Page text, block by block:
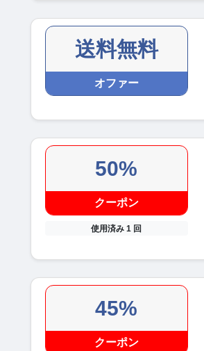
送料無料
オファー
50%
クーポン
使用済み 1 回
45%
クーポン